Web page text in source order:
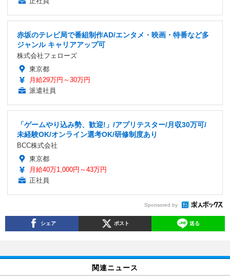
赤坂のテレビ局で番組制作AD/エンタメ・映画・特番など多
ジャンル キャリアアップ可
株式会社フェローズ
東京都
月給29万円～30万円
派遣社員
「ゲームやり込み勢、歓迎!」/アプリテスター/月収30万可/
未経験OK/オンライン選考OK/研修制度あり
BCC株式会社
東京都
月給40万1,000円～43万円
正社員
Sponsored by
シェア ポスト 送る
関連ニュース